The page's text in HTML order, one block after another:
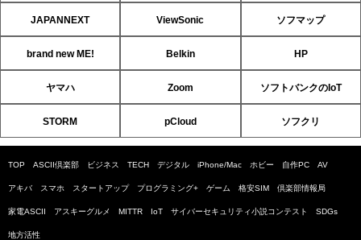
JAPANNEXT ViewSonic ソフマップ
brand new ME! Belkin HP
ヤマハ Zoom ソフトバンクのIoT
STORM pCloud ソフクリ
TOP ASCII倶楽部 ビジネス TECH デジタル iPhone/Mac ホビー 自作PC AV
アキバ スマホ スタートアップ プログラミング+ ゲーム 格安SIM 倶楽部情報局
家電ASCII アスキーグルメ MITTR IoT サイバーセキュリティ小説コンテスト SDGs
地方活性